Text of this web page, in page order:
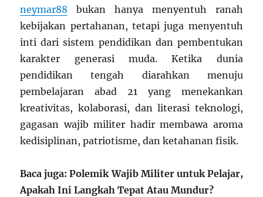
neymar88 bukan hanya menyentuh ranah
kebijakan pertahanan, tetapi juga menyentuh
inti dari sistem pendidikan dan pembentukan
karakter generasi muda. Ketika dunia
pendidikan tengah diarahkan menuju
pembelajaran abad 21 yang menekankan
kreativitas, kolaborasi, dan literasi teknologi,
gagasan wajib militer hadir membawa aroma
kedisiplinan, patriotisme, dan ketahanan fisik.
Baca juga: Polemik Wajib Militer untuk Pelajar,
Apakah Ini Langkah Tepat Atau Mundur?